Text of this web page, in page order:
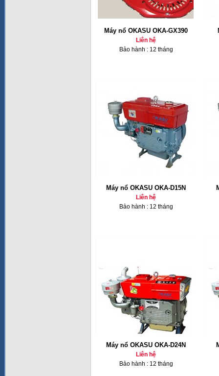
Máy nổ OKASU OKA-GX390
Liên hệ
Bảo hành : 12 tháng
Máy nổ OKASU OKA-D15N
Liên hệ
Bảo hành : 12 tháng
Máy nổ OKASU OKA-D24N
Liên hệ
Bảo hành : 12 tháng